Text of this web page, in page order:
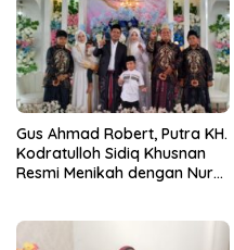
Gus Ahmad Robert, Putra KH.
Kodratulloh Sidiq Khusnan
Resmi Menikah dengan Nur